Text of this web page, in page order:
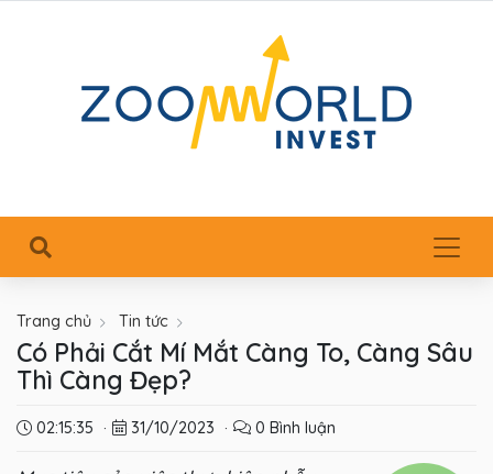
Trang chủ Tin tức
Có Phải Cắt Mí Mắt Càng To, Càng Sâu
Thì Càng Đẹp?
02:15:35 · 31/10/2023 · 0 Bình luận